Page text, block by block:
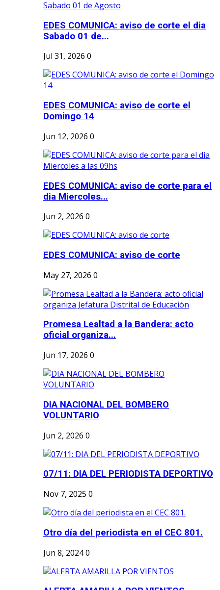
EDES COMUNICA: aviso de corte el dia
Sabado 01 de...
Jul 31, 2026 0
EDES COMUNICA: aviso de corte el
Domingo 14
Jun 12, 2026 0
EDES COMUNICA: aviso de corte para el
dia Miercoles...
Jun 2, 2026 0
EDES COMUNICA: aviso de corte
May 27, 2026 0
Promesa Lealtad a la Bandera: acto
oficial organiza...
Jun 17, 2026 0
DIA NACIONAL DEL BOMBERO
VOLUNTARIO
Jun 2, 2026 0
07/11: DIA DEL PERIODISTA DEPORTIVO
Nov 7, 2025 0
Otro día del periodista en el CEC 801.
Jun 8, 20240